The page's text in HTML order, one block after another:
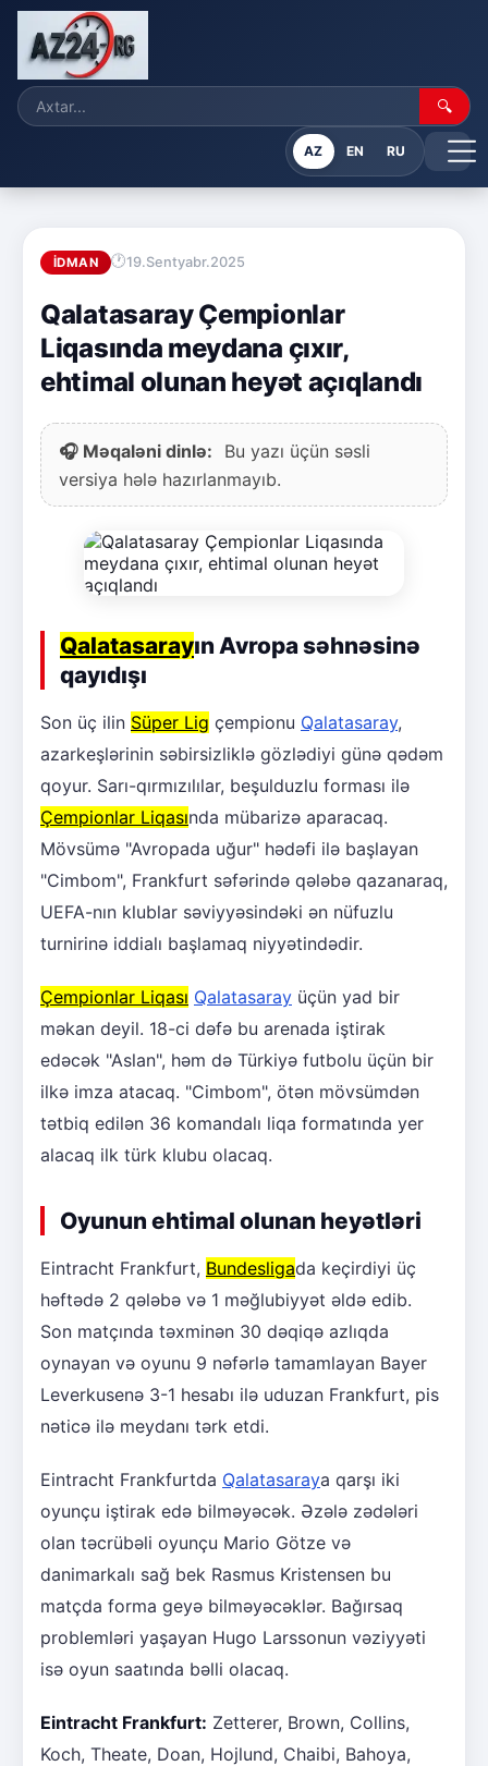
🔍
AZ EN RU
İDMAN 19.Sentyabr.2025
Qalatasaray Çempionlar
Liqasında meydana çıxır,
ehtimal olunan heyət açıqlandı
🎧 Məqaləni dinlə:
Bu yazı üçün səsli
versiya hələ hazırlanmayıb.
Qalatasarayın Avropa səhnəsinə
qayıdışı
Son üç ilin Süper Lig çempionu Qalatasaray,
azarkeşlərinin səbirsizliklə gözlədiyi günə qədəm
qoyur. Sarı-qırmızılılar, beşulduzlu forması ilə
Çempionlar Liqasında mübarizə aparacaq.
Mövsümə "Avropada uğur" hədəfi ilə başlayan
"Cimbom", Frankfurt səfərində qələbə qazanaraq,
UEFA-nın klublar səviyyəsindəki ən nüfuzlu
turnirinə iddialı başlamaq niyyətindədir.
Çempionlar Liqası Qalatasaray üçün yad bir
məkan deyil. 18-ci dəfə bu arenada iştirak
edəcək "Aslan", həm də Türkiyə futbolu üçün bir
ilkə imza atacaq. "Cimbom", ötən mövsümdən
tətbiq edilən 36 komandalı liqa formatında yer
alacaq ilk türk klubu olacaq.
Oyunun ehtimal olunan heyətləri
Eintracht Frankfurt, Bundesligada keçirdiyi üç
həftədə 2 qələbə və 1 məğlubiyyət əldə edib.
Son matçında təxminən 30 dəqiqə azlıqda
oynayan və oyunu 9 nəfərlə tamamlayan Bayer
Leverkusenə 3-1 hesabı ilə uduzan Frankfurt, pis
nəticə ilə meydanı tərk etdi.
Eintracht Frankfurtda Qalatasaraya qarşı iki
oyunçu iştirak edə bilməyəcək. Əzələ zədələri
olan təcrübəli oyunçu Mario Götze və
danimarkalı sağ bek Rasmus Kristensen bu
matçda forma geyə bilməyəcəklər. Bağırsaq
problemləri yaşayan Hugo Larssonun vəziyyəti
isə oyun saatında bəlli olacaq.
Eintracht Frankfurt: Zetterer, Brown, Collins,
Koch, Theate, Doan, Hojlund, Chaibi, Bahoya,